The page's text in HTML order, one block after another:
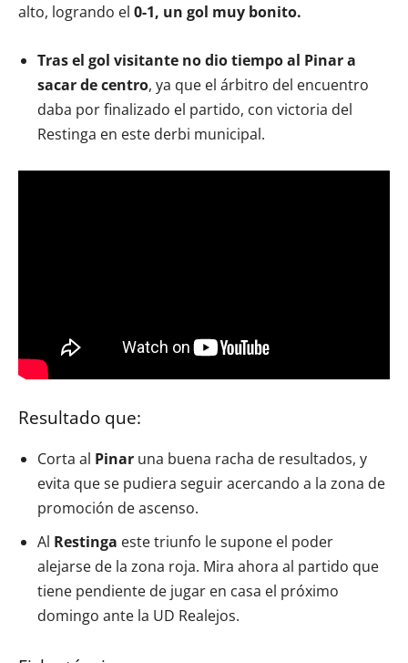
alto, logrando el 0-1, un gol muy bonito.
Tras el gol visitante no dio tiempo al Pinar a
sacar de centro, ya que el árbitro del encuentro
daba por finalizado el partido, con victoria del
Restinga en este derbi municipal.
Resultado que:
Corta al Pinar una buena racha de resultados, y
evita que se pudiera seguir acercando a la zona de
promoción de ascenso.
Al Restinga este triunfo le supone el poder
alejarse de la zona roja. Mira ahora al partido que
tiene pendiente de jugar en casa el próximo
domingo ante la UD Realejos.